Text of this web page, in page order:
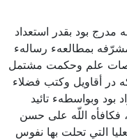
بود بقدر استعداد
بمطالعهء رسالهء
علم وحكمت مشتمل
أقاويل وكتب فضلاء
وبواسطهء تائيد
فكافأه اللّه على حسن
التي تحلت بها نفوس